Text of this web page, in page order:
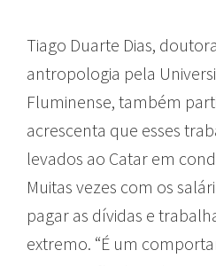
Tiago Duarte Dias,
antropologia pela
Fluminense, também
acrescenta que esses
levados ao Catar em
Muitas vezes com os
pagar as dívidas e
extremo. “É um